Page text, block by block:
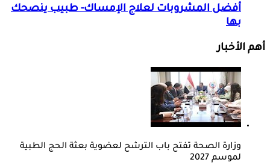
أفضل المشروبات لعلاج الإمساك- طبيب ينصحك
بها
أهم الأخبار
وزارة الصحة تفتح باب الترشح لعضوية بعثة الحج الطبية
لموسم 2027